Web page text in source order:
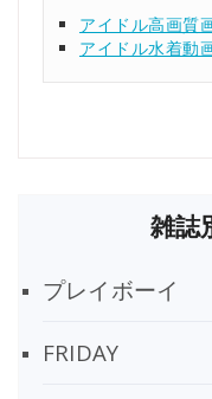
アイドル高画質
アイドル水着動
雑誌
プレイボーイ
FRIDAY